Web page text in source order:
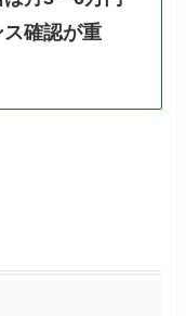
確認が重